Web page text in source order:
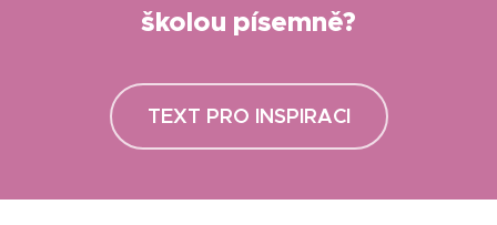
školou písemně?
TEXT PRO INSPIRACI